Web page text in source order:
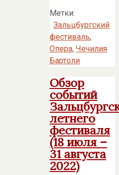
Метки:
Зальцбургский
фестиваль,
Опера, Чечилия
Бартоли
Обзор
событий
летнего
фестиваля
(18 июля –
31 августа
2022)